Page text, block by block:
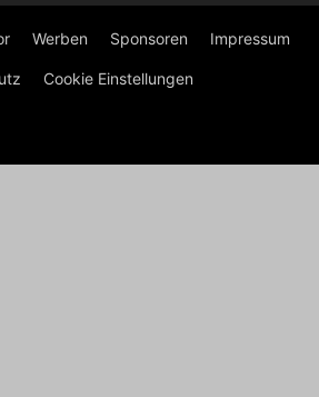
Werben Sponsoren Impressum
Cookie Einstellungen